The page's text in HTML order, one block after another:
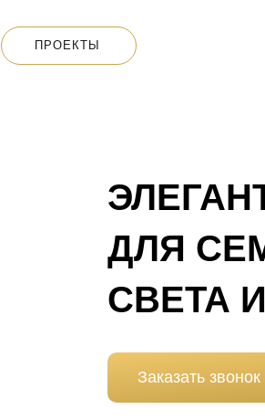
ПРОЕКТЫ
ДЛЯ
СВЕТА
Заказать звонок